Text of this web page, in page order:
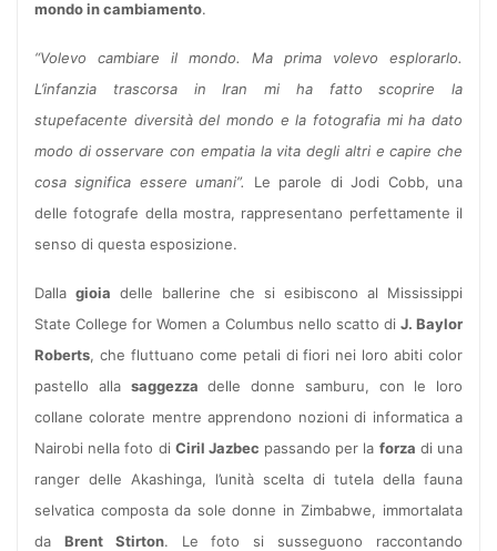
mondo in cambiamento.
“Volevo cambiare il mondo. Ma prima volevo esplorarlo.
L’infanzia trascorsa in Iran mi ha fatto scoprire la
stupefacente diversità del mondo e la fotografia mi ha dato
modo di osservare con empatia la vita degli altri e capire che
cosa significa essere umani”. Le parole di Jodi Cobb, una
delle fotografe della mostra, rappresentano perfettamente il
senso di questa esposizione.
Dalla gioia delle ballerine che si esibiscono al Mississippi
State College for Women a Columbus nello scatto di J. Baylor
Roberts, che fluttuano come petali di fiori nei loro abiti color
pastello alla saggezza delle donne samburu, con le loro
collane colorate mentre apprendono nozioni di informatica a
Nairobi nella foto di Ciril Jazbec passando per la forza di una
ranger delle Akashinga, l’unità scelta di tutela della fauna
selvatica composta da sole donne in Zimbabwe, immortalata
da Brent Stirton. Le foto si susseguono raccontando